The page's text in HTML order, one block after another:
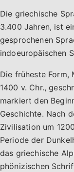
Die griechische
3.400 Jahren, ist
gesprochenen
indoeuropäischen
Die früheste Form,
1400 v. Chr.,
markiert den
Geschichte. Nach
Zivilisation um
Periode der
das griechische
phönizischen